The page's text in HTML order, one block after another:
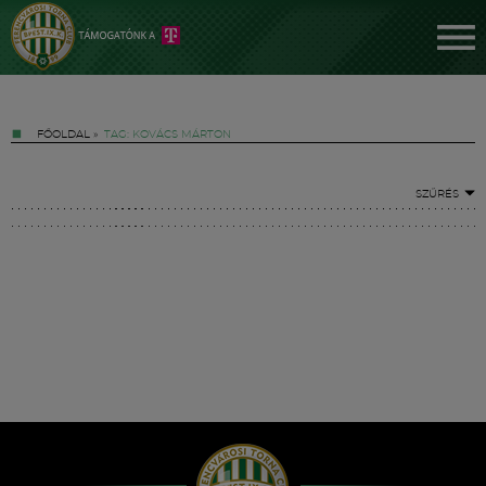
FŐOLDAL » TAG: KOVÁCS MÁRTON
SZŰRÉS
Hírek